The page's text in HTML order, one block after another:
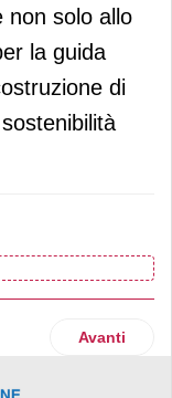
non solo allo
la guida
di
ricavi e utili in
Articolo
Avanti